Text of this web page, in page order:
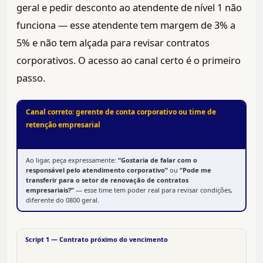
geral e pedir desconto ao atendente de nível 1 não
funciona — esse atendente tem margem de 3% a
5% e não tem alçada para revisar contratos
corporativos. O acesso ao canal certo é o primeiro
passo.
Canal correto: gerente de conta corporativo ou time de
retenção empresarial
Ao ligar, peça expressamente: “Gostaria de falar com o
responsável pelo atendimento corporativo” ou “Pode me
transferir para o setor de renovação de contratos
empresariais?” — esse time tem poder real para revisar condições,
diferente do 0800 geral.
Script 1 — Contrato próximo do vencimento